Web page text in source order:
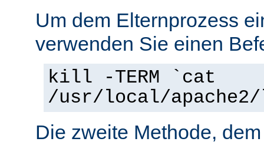
Um dem Elternprozess
verwenden Sie einen
kill -TERM `cat
/usr/local/
Die zweite Methode,